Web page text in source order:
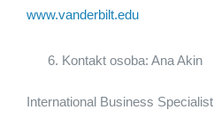
www.vanderbilt.edu
Kontakt osoba: Ana Akin
International Business Specialist